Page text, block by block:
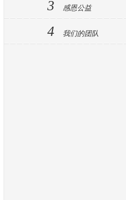
3 感恩公益
4 我们的团队